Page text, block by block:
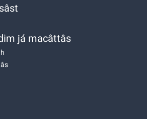
já macâttâs